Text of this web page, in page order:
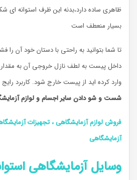
ظاهری ساده دارد،بدنه این ظرف استوانه ای
بسیار منعطف است
تا شما بتوانید به راحتی با دستان خود آن را
داخل پیست به لطف نازل خروجی آن به
وارد کرده اید از پیست خارج شود. کاربرد
شست و شو دادن سایر اجسام و لوازم
فروش لوازم آزمایشگاهی ، تجهیزات
آزمایشگاهی
وسایل آزمایشگاهی